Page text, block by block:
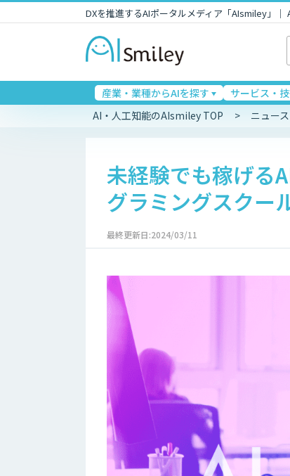
DXを推進するAIポータルメディア「AIsmiley」
産業・業種からAIを探す サービス・
AI・人工知能のAIsmiley TOP ニュース
未経験でも稼げる
グラミングスクー
最終更新日:2024/03/11